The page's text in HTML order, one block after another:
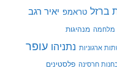
ברזל טראמפ יאיר רגב
מלחמה מנהיגות
ארגוניות נתניהו עופר
חרסינה פלסטינים